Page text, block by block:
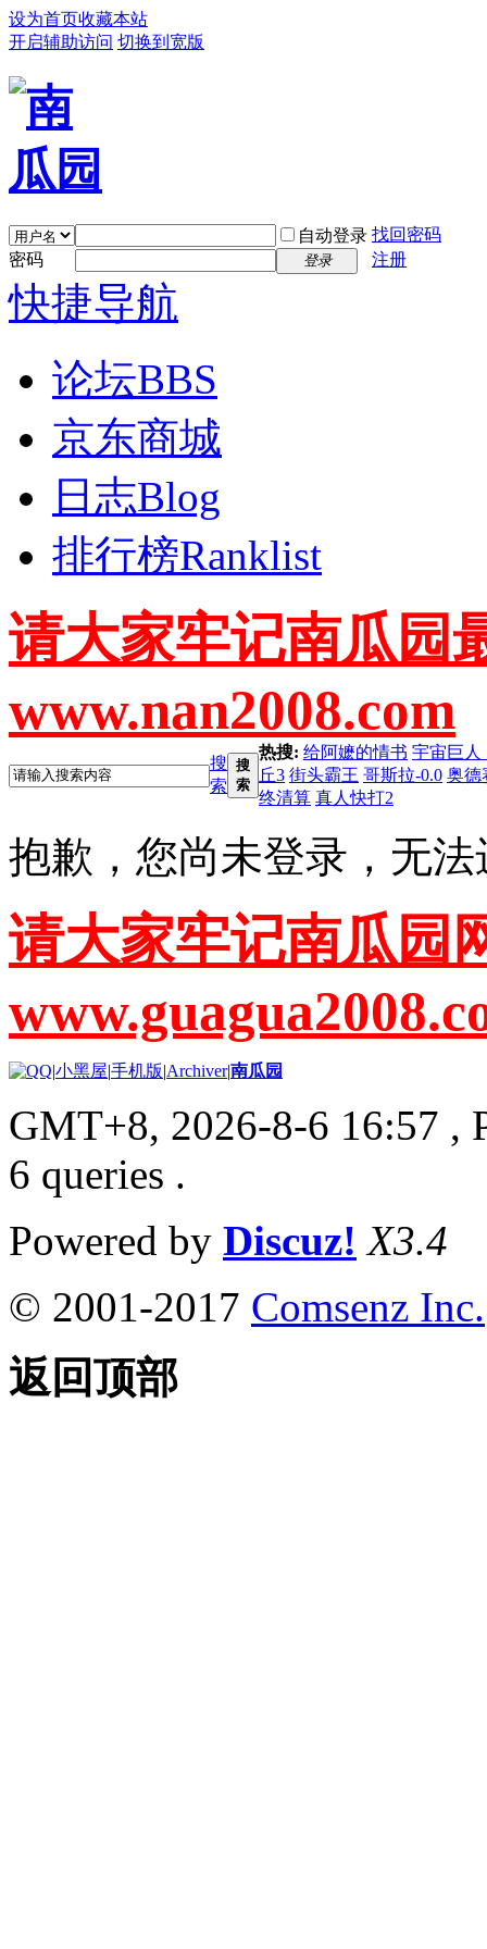
设为首页收藏本站
开启辅助访问 切换到宽版
自动登录 找回密码
密码
登录 注册
快捷导航
论坛BBS
京东商城
日志Blog
排行榜Ranklist
请大家牢记南瓜园
www.nan2008.com
搜
索
搜
索
热搜: 给阿嬷的情书 宇宙巨人
丘3 街头霸王 哥斯拉-0.0 奥德
终清算 真人快打2
抱歉，您尚未登录，无
请大家牢记南瓜园
|小黑屋|手机版|Archiver|南瓜园
GMT+8, 2026-8-6 16:57 ,
6 queries .
Powered by Discuz! X3.4
© 2001-2017 Comsenz Inc.
返回顶部